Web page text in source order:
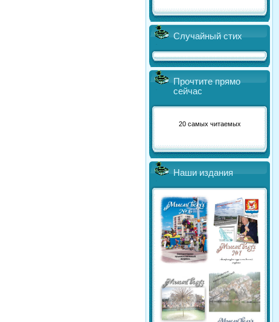
Случайный стих
Прочтите прямо
сейчас
20 самых читаемых
Наши издания